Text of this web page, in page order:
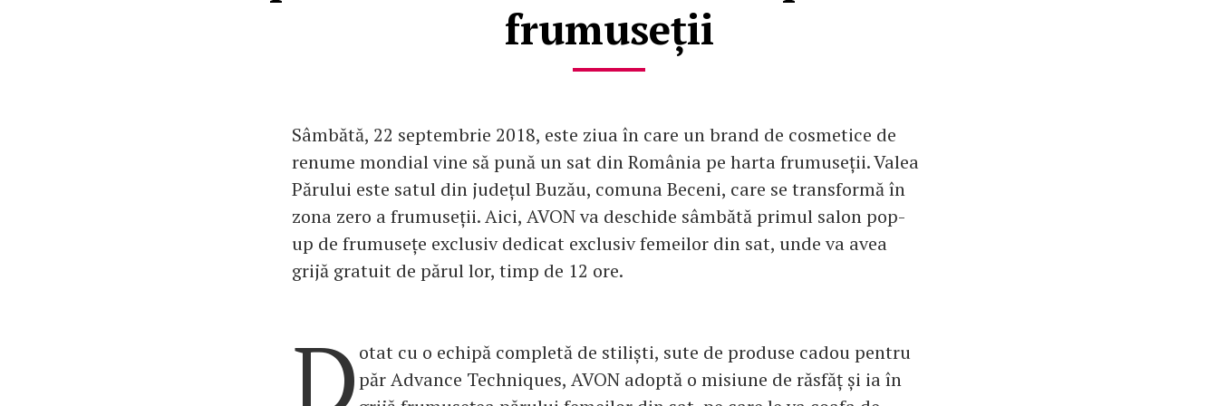
frumuseții
Sâmbătă, 22 septembrie 2018, este ziua în care un brand de cosmetice de
renume mondial vine să pună un sat din România pe harta frumuseții. Valea
Părului este satul din județul Buzău, comuna Beceni, care se transformă în
zona zero a frumuseții. Aici, AVON va deschide sâmbătă primul salon pop-
up de frumusețe exclusiv dedicat exclusiv femeilor din sat, unde va avea
grijă gratuit de părul lor, timp de 12 ore.
D otat cu o echipă completă de stiliști, sute de produse cadou pentru
păr Advance Techniques, AVON adoptă o misiune de răsfăț și ia în